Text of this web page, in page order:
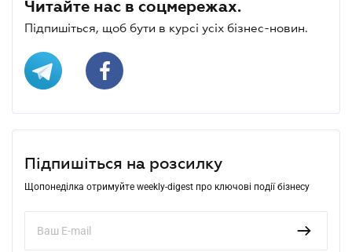
Читайте нас в соцмережах.
Підпишіться, щоб бути в курсі усіх бізнес-новин.
Підпишіться на розсилку
Щопонеділка отримуйте weekly-digest про ключові події бізнесу